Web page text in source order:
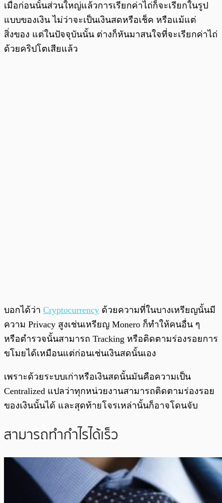
เมื่อก่อนนั้นส่วนใหญ่แล้วการเรียกค่าไถ่ก็จะเรียกในรูป
แบบของเงิน ไม่ว่าจะเป็นเงินสดหรือเช็ค หรือแม้แต่
สิ่งของ แต่ในปัจจุบันนั้น ต่างก็หันมาสนใจที่จะเรียกค่าไถ่
ด้วยคริปโตเสียแล้ว
บอกได้ว่า Cryptocurrency ด้วยความที่ในบางเหรียญนั้นมี
ความ Privacy สูงเช่นเหรียญ Monero ก็ทำให้คนอื่น ๆ
หรือตำรวจนั้นสามารถ Tracking หรือติดตามร่องรอยการ
ขโมยได้เหมือนแต่ก่อนเช่นเงินสดนั้นเอง
เพราะด้วยระบบเก่าหรือเงินสดนั้นมันคือความเป็น
Centralized แปลว่าทุกหน่วยงานสามารถติดตามร่องรอย
ของเงินนั้นได้ และสุดท้ายโจรเหล่านั้นก็อาจโดนจับ
สามารถทำกำไรได้เร็ว